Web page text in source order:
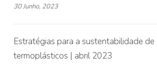
30 Junho, 2023
Estratégias para a sustentabilidade
termoplásticos | abril 2023